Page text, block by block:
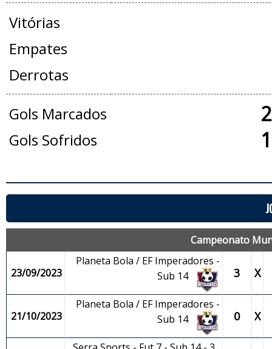
Vitórias
Empates
Derrotas
Gols Marcados
Gols Sofridos
Campeonato
23/09/2023
Planeta Bola / EF Imperadores -
Sub 14
3 X
21/10/2023
Planeta Bola / EF Imperadores -
Sub 14
0 X